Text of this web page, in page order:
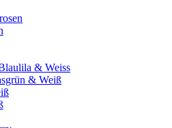
& Weiss
& Weiß